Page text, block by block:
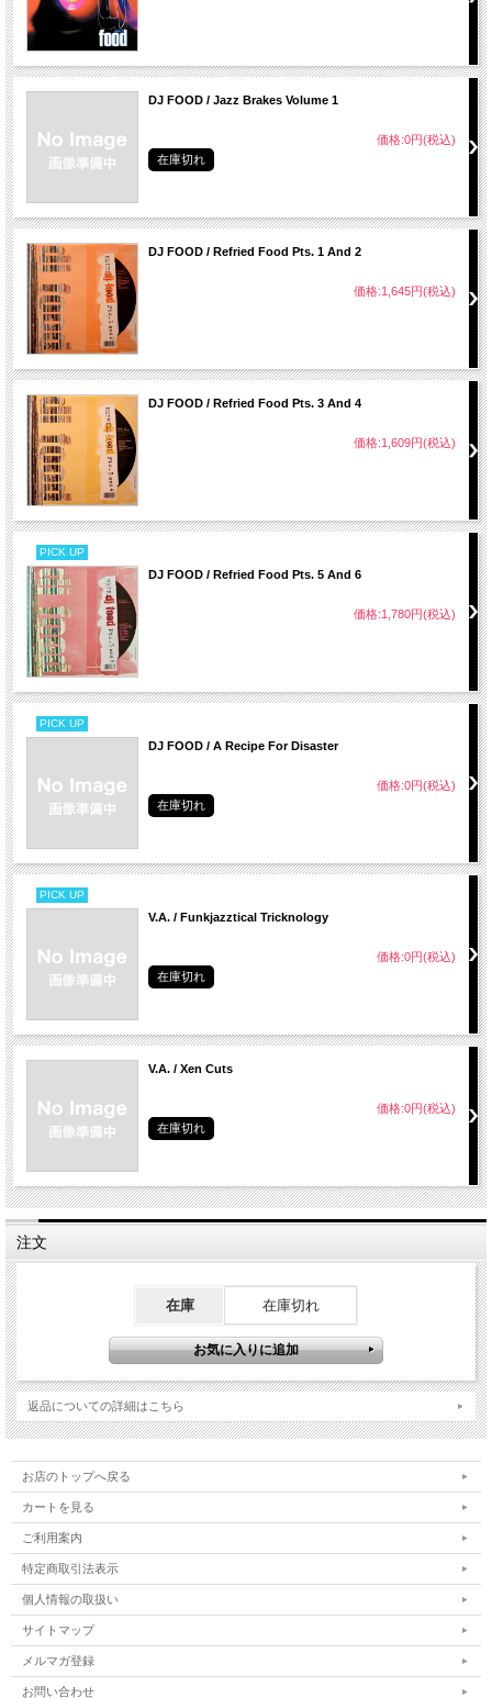
DJ FOOD / Jazz Brakes Volume 1
価格:0円(税込)
在庫切れ
DJ FOOD / Refried Food Pts. 1 And 2
価格:1,645円(税込)
DJ FOOD / Refried Food Pts. 3 And 4
価格:1,609円(税込)
PICK UP
DJ FOOD / Refried Food Pts. 5 And 6
価格:1,780円(税込)
PICK UP
DJ FOOD / A Recipe For Disaster
価格:0円(税込)
在庫切れ
PICK UP
V.A. / Funkjazztical Tricknology
価格:0円(税込)
在庫切れ
V.A. / Xen Cuts
価格:0円(税込)
在庫切れ
注文
在庫 在庫切れ
返品についての詳細はこちら
お店のトップへ戻る
カートを見る
ご利用案内
特定商取引法表示
個人情報の取扱い
サイトマップ
メルマガ登録
お問い合わせ